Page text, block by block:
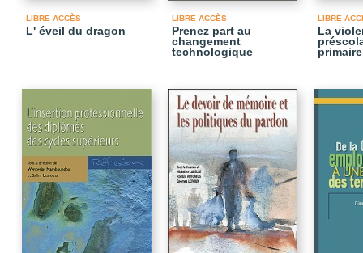
LIBRE ACCÈS
L' éveil du dragon
LIBRE ACCÈS
Prenez part au
changement
technologique
LIBRE
La
primaire